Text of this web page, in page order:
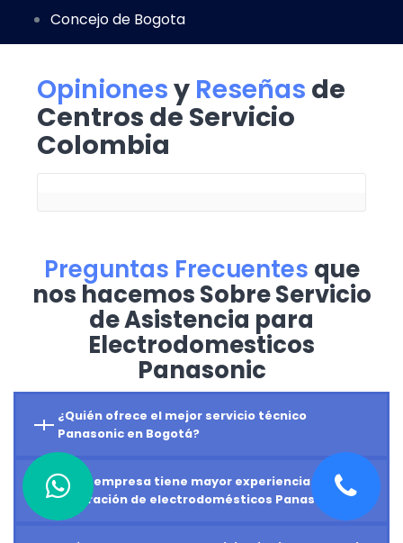
Concejo de Bogota
Opinionesy Reseñas de
Centros de Servicio
Colombia
Preguntas Frecuentes que
nos hacemos Sobre Servicio
de Asistencia para
Electrodomesticos
Panasonic
¿Quién ofrece el mejor servicio técnico
Panasonic en Bogotá?
¿Qué empresa tiene mayor experiencia en
reparación de electrodomésticos Panasonic?